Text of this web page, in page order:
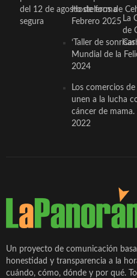
del 12 de agosto de forma
segura
Hosteleros de
Febrero 2025
‘Taller de
Mundial de la
2024
Los comercios
unen a la lucha
cáncer de
2022
La
de
Un proyecto de comunicación
honestidad y transparencia a la
cuándo, cómo, dónde y por qué.